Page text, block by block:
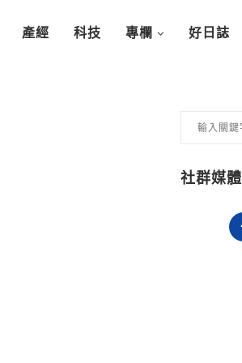
產經 科技 專欄 好日誌
社群媒體